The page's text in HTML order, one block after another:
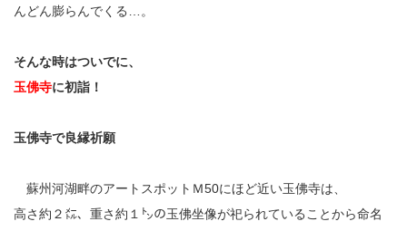
んどん膨らんでくる…。
そんな時はついでに、
玉佛寺に初詣！
玉佛寺で良縁祈願
蘇州河湖畔のアートスポットＭ50にほど近い玉佛寺は、
高さ約２㍍、重さ約１㌧の玉佛坐像が祀られていることから命名